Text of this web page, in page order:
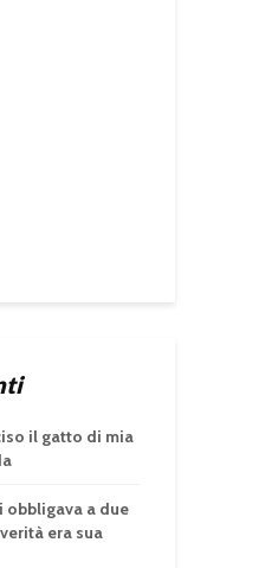
il gatto di mia
a due
era sua